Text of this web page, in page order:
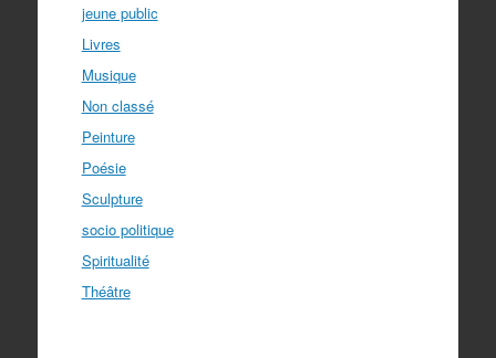
jeune public
Livres
Musique
Non classé
Peinture
Poésie
Sculpture
socio politique
Spiritualité
Théâtre